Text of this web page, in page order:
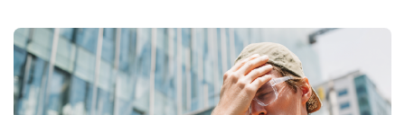
Я согласен на обработку моих персональных данных